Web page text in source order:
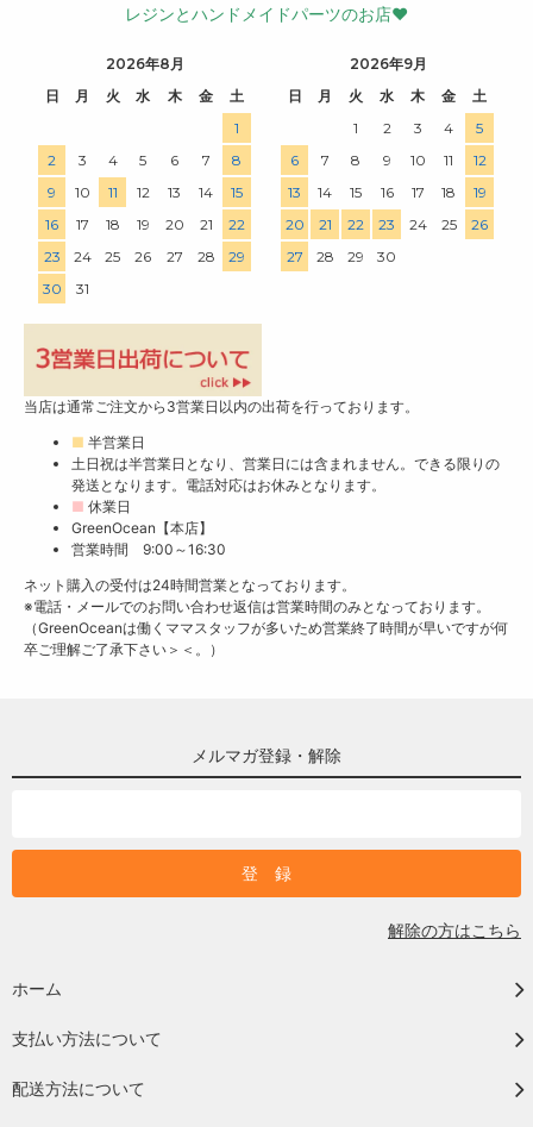
レジンとハンドメイドパーツのお店♥
2026年8月
日
月 火 水 木 金
土
1
2
3 4 5 6 7
8
9
10 11 12 13 14
15
16
17 18 19 20 21
22
23
24 25 26 27 28
29
30
31
2026年9月
日
月 火 水 木 金
土
1
2 3 4
5
6
7 8 9 10 11
12
13
14 15 16 17 18
19
20
21 22 23 24 25
26
27
28 29 30
当店は通常ご注文から3営業日以内の出荷を行っております。
■ 半営業日
土日祝は半営業日となり、営業日には含まれません。できる限りの
発送となります。電話対応はお休みとなります。
■ 休業日
GreenOcean【本店】
営業時間 9:00～16:30
ネット購入の受付は24時間営業となっております。
※電話・メールでのお問い合わせ返信は営業時間のみとなっております。
（GreenOceanは働くママスタッフが多いため営業終了時間が早いですが何
卒ご理解ご了承下さい＞＜。）
メルマガ登録・解除
解除の方はこちら
ホーム
支払い方法について
配送方法について